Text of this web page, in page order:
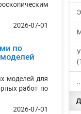
2026-07-01
по
моделей для
работ по
2026-07-01